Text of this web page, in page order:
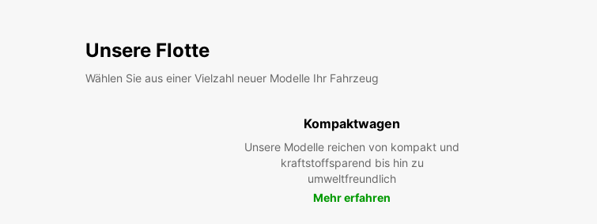
Unsere Flotte
Wählen Sie aus einer Vielzahl neuer Modelle Ihr Fahrzeug
Kompaktwagen
Unsere Modelle reichen von kompakt und
kraftstoffsparend bis hin zu
umweltfreundlich
Mehr erfahren